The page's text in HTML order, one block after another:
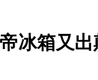
冰箱又